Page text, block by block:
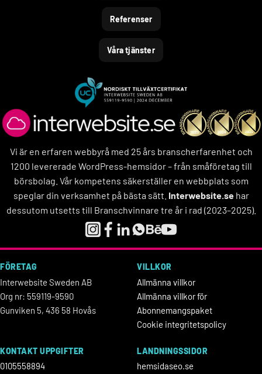
Referenser
Våra tjänster
Vi är en erfaren webbyrå med 25 års branscherfarenhet och
1200 levererade WordPress-hemsidor – från småföretag till
börsbolag. Vår kompetens säkerställer en webbplats som
speglar din verksamhet på bästa sätt. Interwebsite.sehar
dessutom utsetts till Branschvinnare tre år i rad (2023–2025).
FÖRETAG
Interwebsite Sweden AB
Org nr: 559119-9590
Gunviken 5, 436 58 Hovås
VILLKOR
Allmänna villkor
Allmänna villkor för
Abonnemangspaket
Cookie integritetspolicy
KONTAKT UPPGIFTER
0105558894
LANDNINGSSIDOR
hemsidaseo.se